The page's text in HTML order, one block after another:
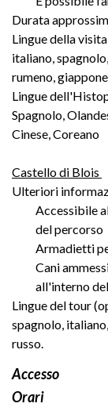
Durata
Lingue della
italiano,
rumeno,
Lingue
Spagnolo,
Cinese, Coreano
Castello di Blois
Ulteriori
Accessibile
del percorso
Armadietti
Cani
all'interno
Lingue del tour
spagnolo,
russo.
Accesso
Orari